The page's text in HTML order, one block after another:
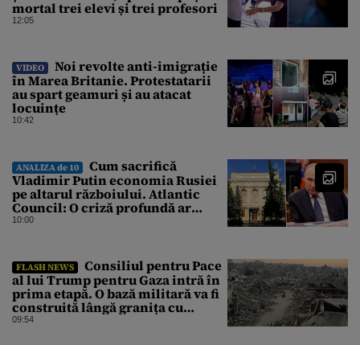
mortal trei elevi și trei profesori
12:05
VIDEO
Noi revolte anti-imigrație
în Marea Britanie. Protestatarii
au spart geamuri și au atacat
locuințe
10:42
ANALIZA de 10
Cum sacrifică
Vladimir Putin economia Rusiei
pe altarul războiului. Atlantic
Council: O criză profundă ar
putea forța Kremlinul să apeleze
10:00
FLASH NEWS
Consiliul pentru Pace
al lui Trump pentru Gaza intră în
prima etapă. O bază militară va fi
construită lângă granița cu
Israelul
09:54